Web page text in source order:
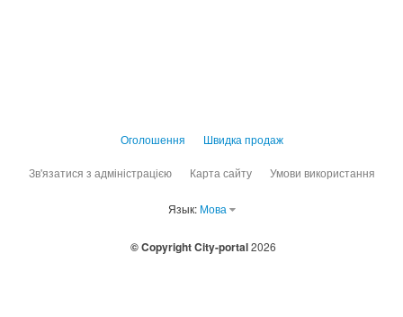
Оголошення Швидка продаж
Зв'язатися з адміністрацією Карта сайту Умови використання
Язык: Мова
© Copyright City-portal2026